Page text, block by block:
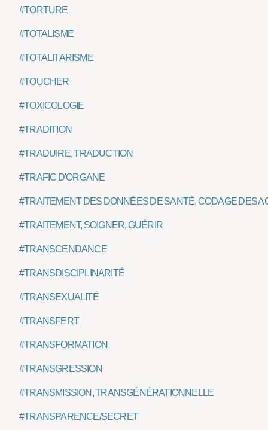
#TORTURE
#TOTALISME
#TOTALITARISME
#TOUCHER
#TOXICOLOGIE
#TRADITION
#TRADUIRE, TRADUCTION
#TRAFIC D'ORGANE
#TRAITEMENT DES DONNÉES DE SANTÉ, CODAGE DES
#TRAITEMENT, SOIGNER, GUÉRIR
#TRANSCENDANCE
#TRANSDISCIPLINARITÉ
#TRANSEXUALITÉ
#TRANSFERT
#TRANSFORMATION
#TRANSGRESSION
#TRANSMISSION, TRANSGÉNÉRATIONNELLE
#TRANSPARENCE/SECRET